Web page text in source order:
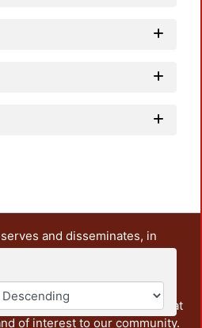
and disseminates, in
the teaching and research
It also includes some
documents from the
from other institutions that
of interest to our community.